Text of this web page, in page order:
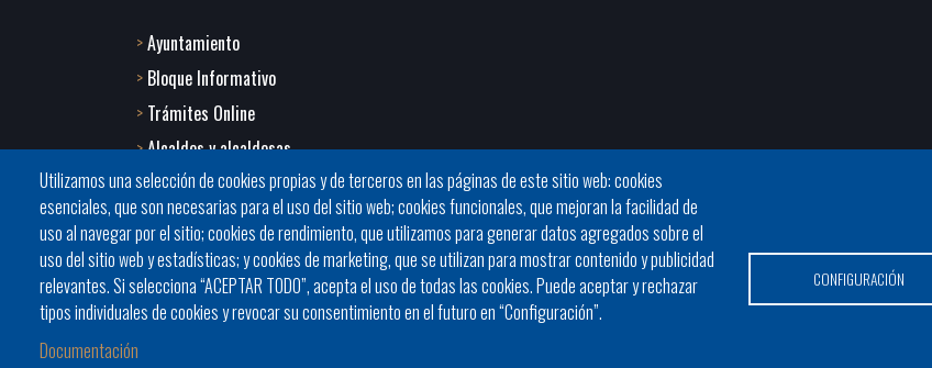
Utilizamos una selección de cookies propias y de terceros en las páginas de este sitio web: cookies
esenciales, que son necesarias para el uso del sitio web; cookies funcionales, que mejoran la facilidad de
uso al navegar por el sitio; cookies de rendimiento, que utilizamos para generar datos agregados sobre el
uso del sitio web y estadísticas; y cookies de marketing, que se utilizan para mostrar contenido y publicidad
relevantes. Si selecciona “ACEPTAR TODO”, acepta el uso de todas las cookies. Puede aceptar y rechazar
tipos individuales de cookies y revocar su consentimiento en el futuro en “Configuración”.
Documentación
CONFIGURACIÓN
Footer
menu
1
-
Home
2
Ayuntamiento
Bloque Informativo
Trámites Online
Alcaldes y alcaldesas
JORNADES
Presidencia del Consell